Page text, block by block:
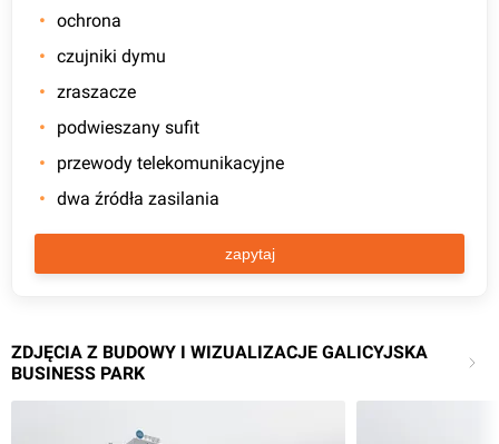
zapytaj
ochrona
czujniki dymu
zraszacze
podwieszany sufit
przewody telekomunikacyjne
dwa źródła zasilania
ZDJĘCIA Z BUDOWY I WIZUALIZACJE GALICYJSKA
BUSINESS PARK